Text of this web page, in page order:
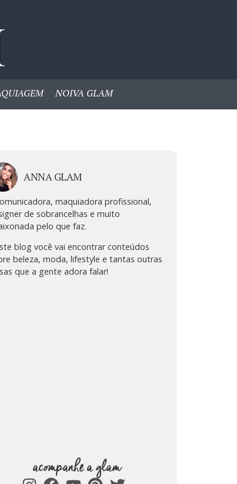
NOIVA GLAM
ANNA GLAM
maquiadora profissional,
de sobrancelhas e muito
pelo que faz.
blog você vai encontrar conteúdos
beleza, moda, lifestyle e tantas outras
que a gente adora falar!
acompanhe a glam